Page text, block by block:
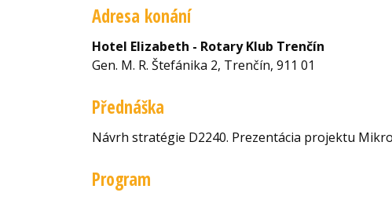
Adresa konání
Hotel Elizabeth - Rotary Klub Trenčín
Gen. M. R. Štefánika 2, Trenčín, 911 01
Přednáška
Návrh stratégie D2240. Prezentácia projektu
Program